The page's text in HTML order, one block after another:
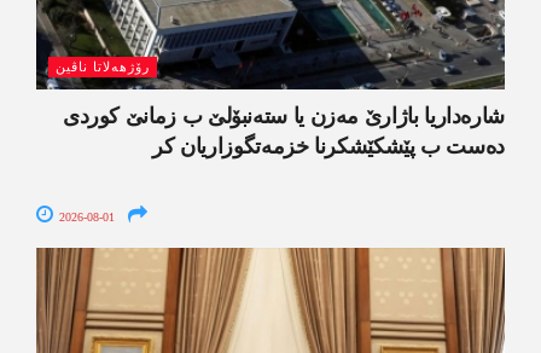
رۆژھەلاتا ناڤین
شارەداریا باژارێ مەزن یا ستەنبۆلێ ب زمانێ کوردی
دەست ب پێشکێشکرنا خزمەتگوزاریان کر
2026-08-01